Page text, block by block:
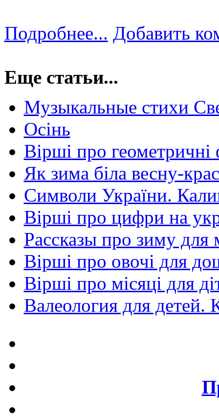
Подробнее... Добавить
Еще статьи...
Музыкальные стихи
Осінь
Вірші про геометричні
Як зима біла весну-
Символи України.
Вірші про цифри на
Рассказы про зиму
Вірші про овочі для
Вірші про місяці для
Валеология для детей.